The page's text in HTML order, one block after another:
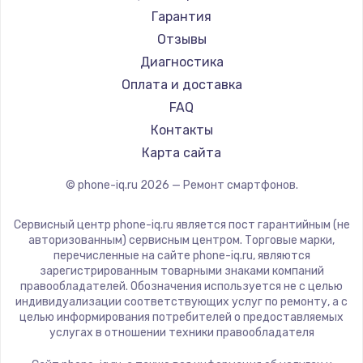
Заказать
Замена шим-контроллера
3900 руб.
Заказать
Настройка Wi-Fi
1040 руб.
Ремонт петель крышки
1195 руб.
Заказать
Ремонт смартфонов Acer
Ремонт смартфонов HP
Ремонт смартфонов Poco
Ремонт смартфонов HTC
Ремонт смартфонов Blackmagic
Ремонт смартфонов Nothing
Ремонт смартфонов iQOO
Irbis
Kyocera
LeEco
OnePlus
teXet
Motorola
Prestigio
Elephone
BlackView
Google
Vertu
Tp-Link
Гарантия
Отзывы
Диагностика
Оплата и доставка
FAQ
Контакты
Карта сайта
© phone-iq.ru 2026 — Ремонт смартфонов.
Сервисный центр phone-iq.ru является пост гарантийным (не
авторизованным) сервисным центром. Торговые марки,
перечисленные на сайте phone-iq.ru, являются
зарегистрированным товарными знаками компаний
правообладателей. Обозначения используется не с целью
индивидуализации соответствующих услуг по ремонту, а с
целью информирования потребителей о предоставляемых
услугах в отношении техники правообладателя